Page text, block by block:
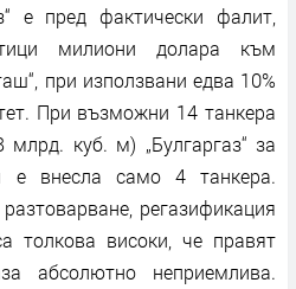
е пред фактически фалит,
милиони долара към
при използвани едва 10%
При възможни 14 танкера
куб. м) „Булгаргаз“ за
е внесла само 4 танкера.
регазификация
толкова високи, че правят
абсолютно неприемлива.